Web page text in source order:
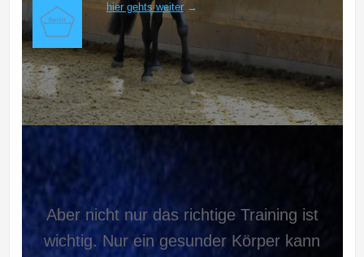
hier gehts weiter→
Aber nicht nur das richtige Training ist
wichtig. Nur ein gesunder Körper kann